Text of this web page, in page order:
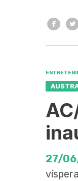
27/